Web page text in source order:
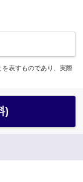
表すものであり、実際
)